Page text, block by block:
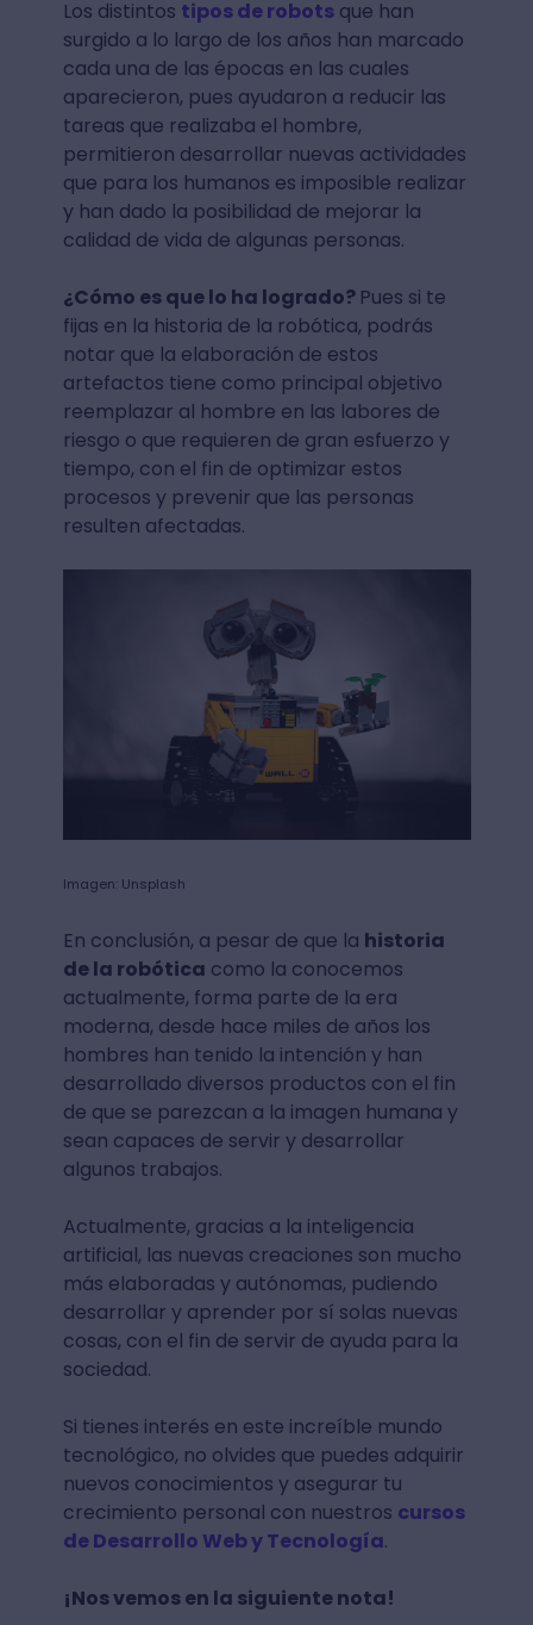
Los distintos tipos de robotsque han
surgido a lo largo de los años han marcado
cada una de las épocas en las cuales
aparecieron, pues ayudaron a reducir las
tareas que realizaba el hombre,
permitieron desarrollar nuevas actividades
que para los humanos es imposible realizar
y han dado la posibilidad de mejorar la
calidad de vida de algunas personas.
¿Cómo es que lo ha logrado? Pues si te
fijas en la historia de la robótica, podrás
notar que la elaboración de estos
artefactos tiene como principal objetivo
reemplazar al hombre en las labores de
riesgo o que requieren de gran esfuerzo y
tiempo, con el fin de optimizar estos
procesos y prevenir que las personas
resulten afectadas.
Imagen: Unsplash
En conclusión, a pesar de que la historia
de la robótica como la conocemos
actualmente, forma parte de la era
moderna, desde hace miles de años los
hombres han tenido la intención y han
desarrollado diversos productos con el fin
de que se parezcan a la imagen humana y
sean capaces de servir y desarrollar
algunos trabajos.
Actualmente, gracias a la inteligencia
artificial, las nuevas creaciones son mucho
más elaboradas y autónomas, pudiendo
desarrollar y aprender por sí solas nuevas
cosas, con el fin de servir de ayuda para la
sociedad.
Si tienes interés en este increíble mundo
tecnológico, no olvides que puedes adquirir
nuevos conocimientos y asegurar tu
crecimiento personal con nuestros cursos
de Desarrollo Web y Tecnología.
¡Nos vemos en la siguiente nota!